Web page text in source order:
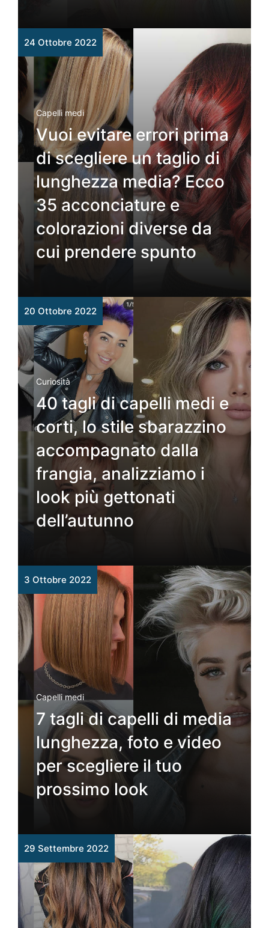
24 Ottobre 2022
Capelli medi
Vuoi evitare errori prima
di scegliere un taglio di
lunghezza media? Ecco
35 acconciature e
colorazioni diverse da
cui prendere spunto
20 Ottobre 2022
Curiosità
40 tagli di capelli medi e
corti, lo stile sbarazzino
accompagnato dalla
frangia, analizziamo i
look più gettonati
dell’autunno
3 Ottobre 2022
Capelli medi
7 tagli di capelli di media
lunghezza, foto e video
per scegliere il tuo
prossimo look
29 Settembre 2022